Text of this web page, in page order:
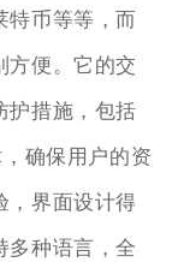
特币等等，而
方便。它的交
护措施，包括
确保用户的资
，界面设计得
多种语言，全